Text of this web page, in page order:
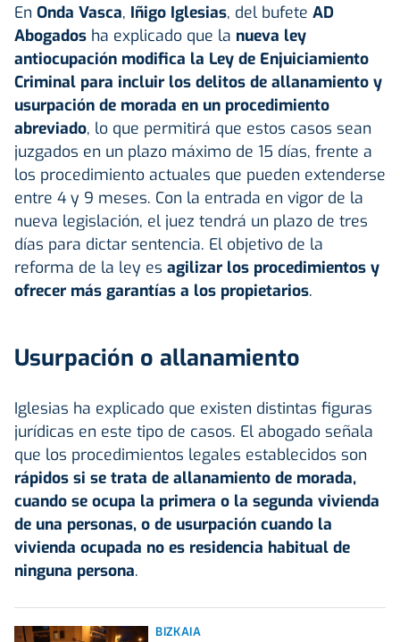
En Onda Vasca, Iñigo Iglesias, del bufete AD
Abogados ha explicado que la nueva ley
antiocupación modifica la Ley de Enjuiciamiento
Criminal para incluir los delitos de allanamiento y
usurpación de morada en un procedimiento
abreviado, lo que permitirá que estos casos sean
juzgados en un plazo máximo de 15 días, frente a
los procedimiento actuales que pueden extenderse
entre 4 y 9 meses. Con la entrada en vigor de la
nueva legislación, el juez tendrá un plazo de tres
días para dictar sentencia. El objetivo de la
reforma de la ley es agilizar los procedimientos y
ofrecer más garantías a los propietarios.
Usurpación o allanamiento
Iglesias ha explicado que existen distintas figuras
jurídicas en este tipo de casos. El abogado señala
que los procedimientos legales establecidos son
rápidos si se trata de allanamiento de morada,
cuando se ocupa la primera o la segunda vivienda
de una personas, o de usurpación cuando la
vivienda ocupada no es residencia habitual de
ninguna persona.
BIZKAIA